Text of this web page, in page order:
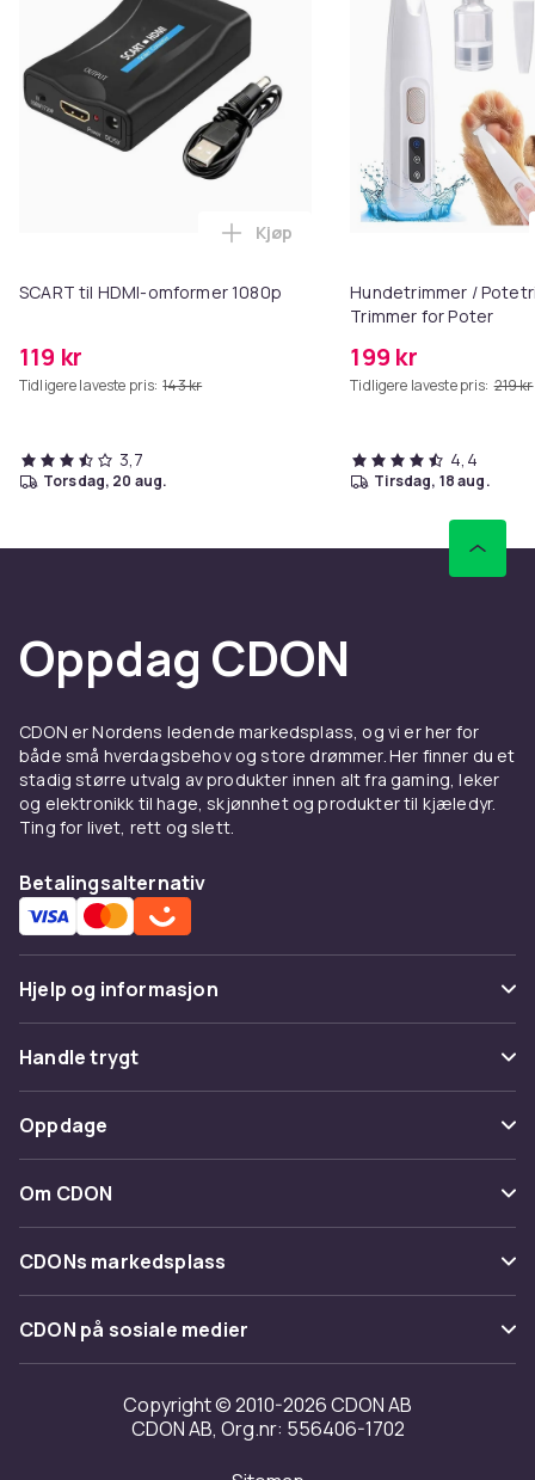
SCART til HDMI-omformer 1080p
119 kr
Tidligere laveste pris: 143 kr
Legg SCART til HDMI-omformer
Kjøp
3,7
torsdag, 20 aug.
Hundetrimmer /
Trimmer for Poter
199 kr
Tidligere laveste pris: 219 kr
4,4
tirsdag, 18 aug.
Oppdag CDON
CDON er Nordens ledende markedsplass, og vi er her for
både små hverdagsbehov og store drømmer. Her finner du et
stadig større utvalg av produkter innen alt fra gaming, leker
og elektronikk til hage, skjønnhet og produkter til kjæledyr.
Ting for livet, rett og slett.
Betalingsalternativ
Hjelp og informasjon
Vanlige spørsmål
Spor pakke
Angre & returner her
Kontakt oss
Handle trygt
Betaling
Levering
Tilbakekallinger
Oppdage
Kategorier
Varemerker
Om CDON
Om oss
Kundeanmeldelser
Jobbe på CDON
Investor relations
Tilgjengelighet
CDONs markedsplass
Merchant Help Center
CDON på sosiale medier
Copyright © 2010-2026 CDON AB
CDON AB, Org.nr: 556406-1702